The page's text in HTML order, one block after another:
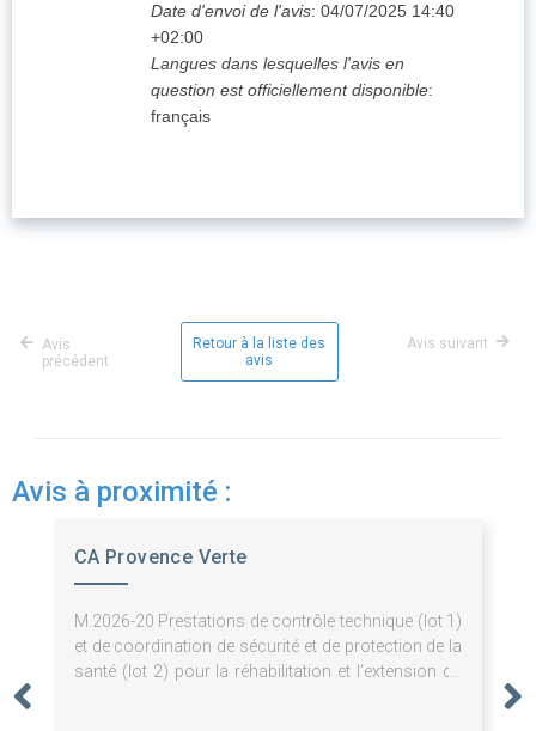
Date d'envoi de l'avis: 04/07/2025 14:40
+02:00
Langues dans lesquelles l'avis en
question est officiellement disponible:
français
Avis
précédent
Retour à la liste des
avis
Avis suivant
Avis à proximité :
CA Provence Verte
M.2026-20 Prestations de contrôle technique (lot 1)
et de coordination de sécurité et de protection de la
santé (lot 2) pour la réhabilitation et l'extension du